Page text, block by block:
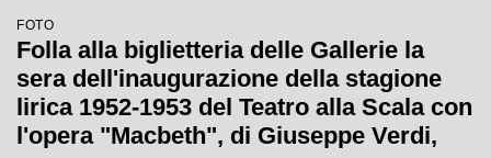
FOTO
Folla alla biglietteria delle Gallerie la
sera dell'inaugurazione della stagione
lirica 1952-1953 del Teatro alla Scala con
l'opera "Macbeth", di Giuseppe Verdi,